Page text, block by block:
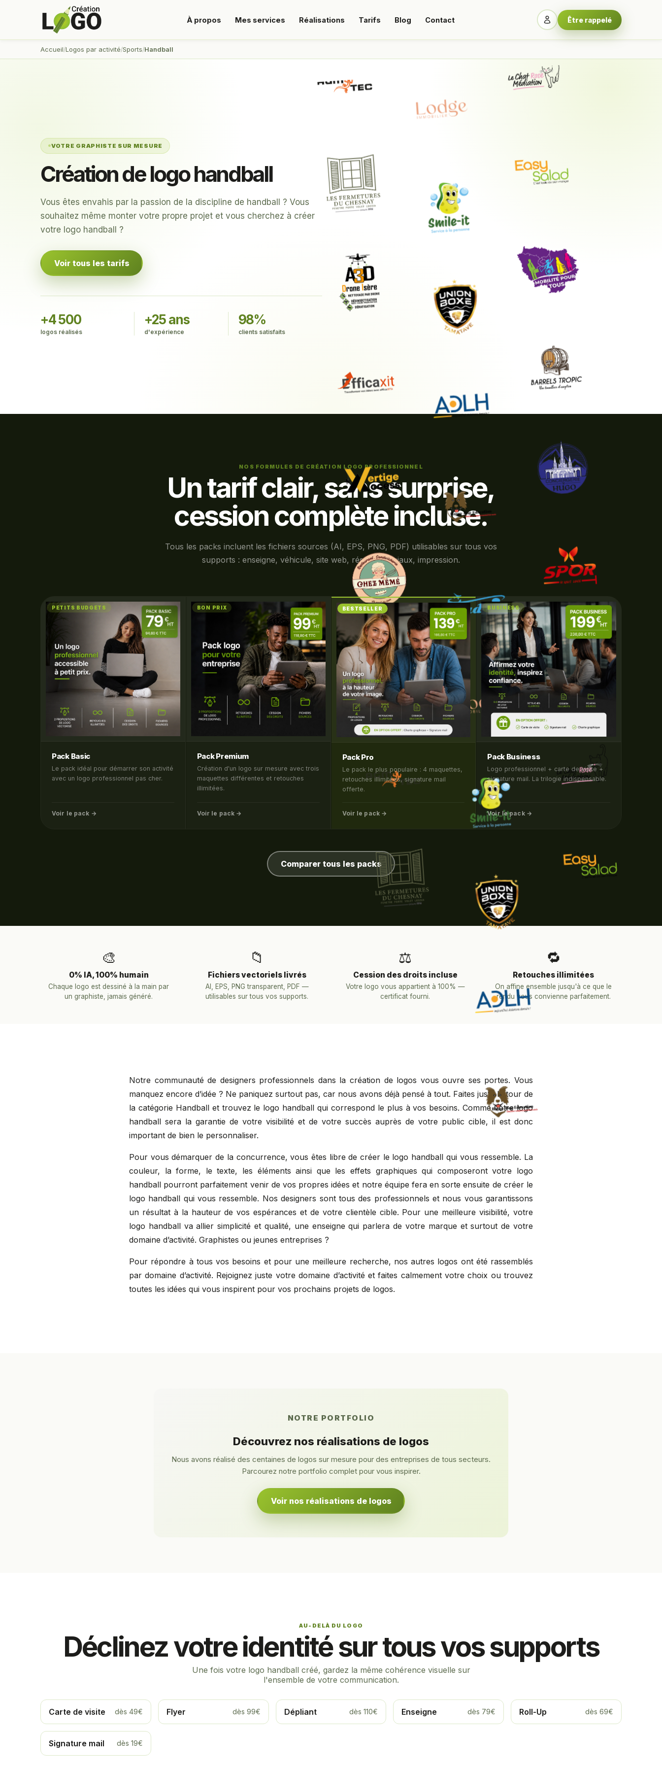
À propos Mes services Réalisations Tarifs Blog Contact Être rappelé
Accueil Logos par activité Sports Handball
VOTRE GRAPHISTE SUR MESURE
Création de logo handball
Vous êtes envahis par la passion de la discipline de handball ? Vous
souhaitez même monter votre propre projet et vous cherchez à créer
votre logo handball ?
Voir tous les tarifs
+4 500
logos réalisés
+25 ans
d'expérience
98%
clients satisfaits
NOS FORMULES DE CRÉATION LOGO PROFESSIONNEL
Un tarif clair, sans surprise,
cession complète incluse.
Tous les packs incluent les fichiers sources (AI, EPS, PNG, PDF) utilisables sur tous vos
supports : enseigne, véhicule, site web, réseaux sociaux, impression.
PETITS BUDGETS
Pack Basic
Le pack idéal pour démarrer son activité
avec un logo professionnel pas cher.
Voir le pack →
BON PRIX
Pack Premium
Création d'un logo sur mesure avec trois
maquettes différentes et retouches
illimitées.
Voir le pack →
BESTSELLER
Pack Pro
Le pack le plus populaire : 4 maquettes,
retouches illimitées, signature mail
offerte.
Voir le pack →
BUSINESS
Pack Business
Logo professionnel + carte de visite +
signature mail. La trilogie indispensable.
Voir le pack →
Comparer tous les packs
🎨
0% IA, 100% humain
Chaque logo est dessiné à la main par
un graphiste, jamais généré.
📁
Fichiers vectoriels livrés
AI, EPS, PNG transparent, PDF —
utilisables sur tous vos supports.
⚖️
Cession des droits incluse
Votre logo vous appartient à 100% —
certificat fourni.
🔁
Retouches illimitées
On affine ensemble jusqu'à ce que le
rendu vous convienne parfaitement.
Notre communauté de designers professionnels dans la création de logos vous ouvre ses portes. Vous
manquez encore d’idée ? Ne paniquez surtout pas, car nous avons déjà pensé à tout. Faites juste le tour de
la catégorie Handball et trouvez le logo handball qui correspond le plus à vos besoins. Comme votre logo
handball sera la garantie de votre visibilité et de votre succès auprès de votre public cible, il est donc
important de bien le personnaliser.
Pour vous démarquer de la concurrence, vous êtes libre de créer le logo handball qui vous ressemble. La
couleur, la forme, le texte, les éléments ainsi que les effets graphiques qui composeront votre logo
handball pourront parfaitement venir de vos propres idées et notre équipe fera en sorte ensuite de créer le
logo handball qui vous ressemble. Nos designers sont tous des professionnels et nous vous garantissons
un résultat à la hauteur de vos espérances et de votre clientèle cible. Pour une meilleure visibilité, votre
logo handball va allier simplicité et qualité, une enseigne qui parlera de votre marque et surtout de votre
domaine d’activité. Graphistes ou jeunes entreprises ?
Pour répondre à tous vos besoins et pour une meilleure recherche, nos autres logos ont été rassemblés
par domaine d’activité. Rejoignez juste votre domaine d’activité et faites calmement votre choix ou trouvez
toutes les idées qui vous inspirent pour vos prochains projets de logos.
NOTRE PORTFOLIO
Découvrez nos réalisations de logos
Nous avons réalisé des centaines de logos sur mesure pour des entreprises de tous secteurs.
Parcourez notre portfolio complet pour vous inspirer.
Voir nos réalisations de logos
AU-DELÀ DU LOGO
Déclinez votre identité sur tous vos supports
Une fois votre logo handball créé, gardez la même cohérence visuelle sur
l'ensemble de votre communication.
Carte de visite dès 49€ Flyer dès 99€ Dépliant dès 110€ Enseigne dès 79€ Roll-Up dès 69€
Signature mail dès 19€